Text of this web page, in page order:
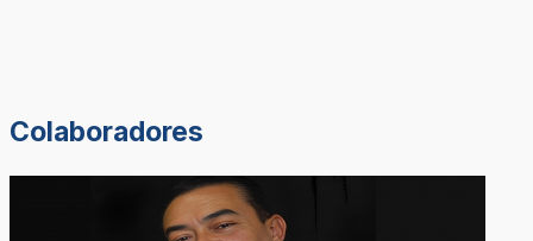
Colaboradores